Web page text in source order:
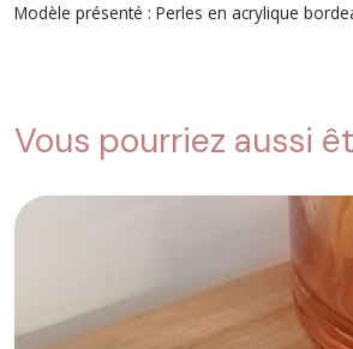
Modèle présenté : Perles en acrylique
Vous pourriez aussi